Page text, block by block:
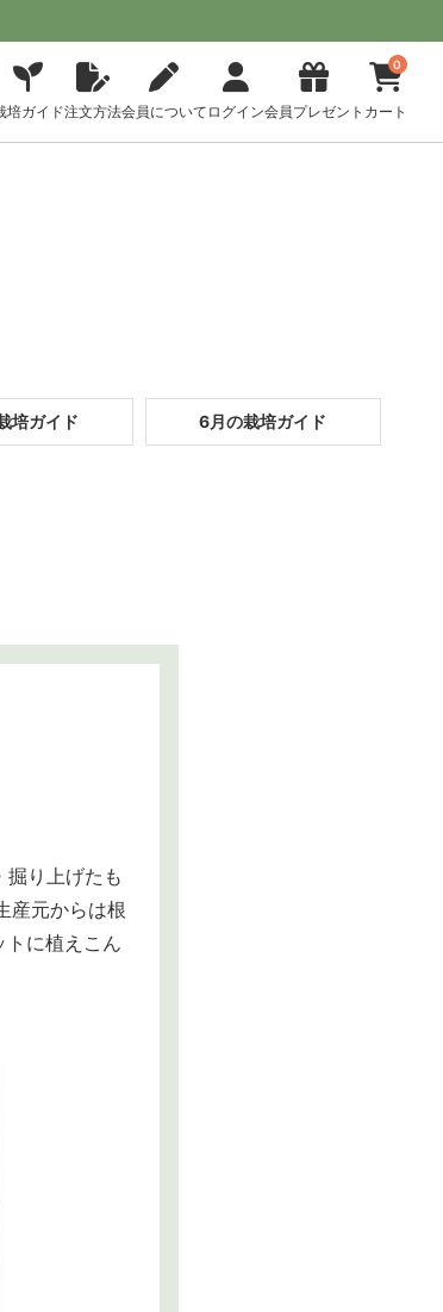
培ガイド注文方法会員について ログイン会員プレゼント
0
カート
培ガイド 6月の栽培ガイド
り上げたも
産元からは根
に植えこん